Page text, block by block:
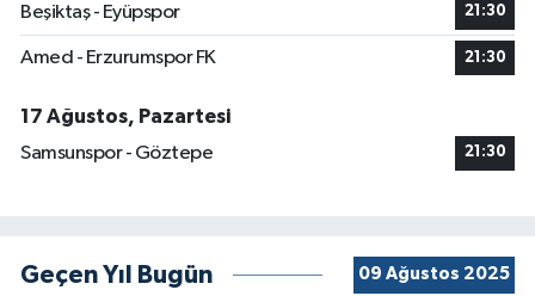
Beşiktaş - Eyüpspor 21:30
Amed - Erzurumspor FK 21:30
17 Ağustos, Pazartesi
Samsunspor - Göztepe
21:30
Geçen Yıl Bugün 09 Ağustos 2025